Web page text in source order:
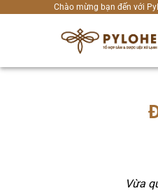
Chào mừng bạn đến với
Vừa